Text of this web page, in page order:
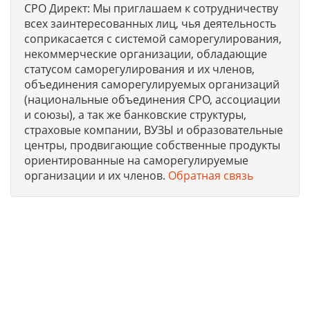
СРО Директ: Мы приглашаем к сотрудничеству
всех заинтересованных лиц, чья деятельность
соприкасается с системой саморегулирования,
некоммерческие организации, обладающие
статусом саморегулирования и их членов,
объединения саморегулируемых организаций
(национальные объединения СРО, ассоциации
и союзы), а так же банковские структуры,
страховые компании, ВУЗЫ и образовательные
центры, продвигающие собственные продукты
ориентированные на саморегулируемые
организации и их членов. Обратная связь